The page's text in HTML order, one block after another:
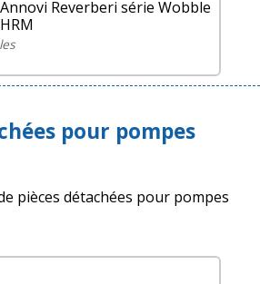
Reverberi série Wobble
pour pompes
pièces détachées pour pompes